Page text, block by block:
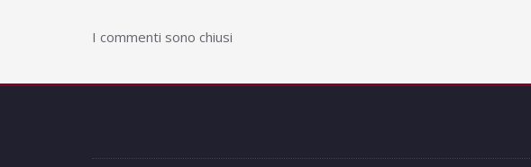
I commenti sono chiusi